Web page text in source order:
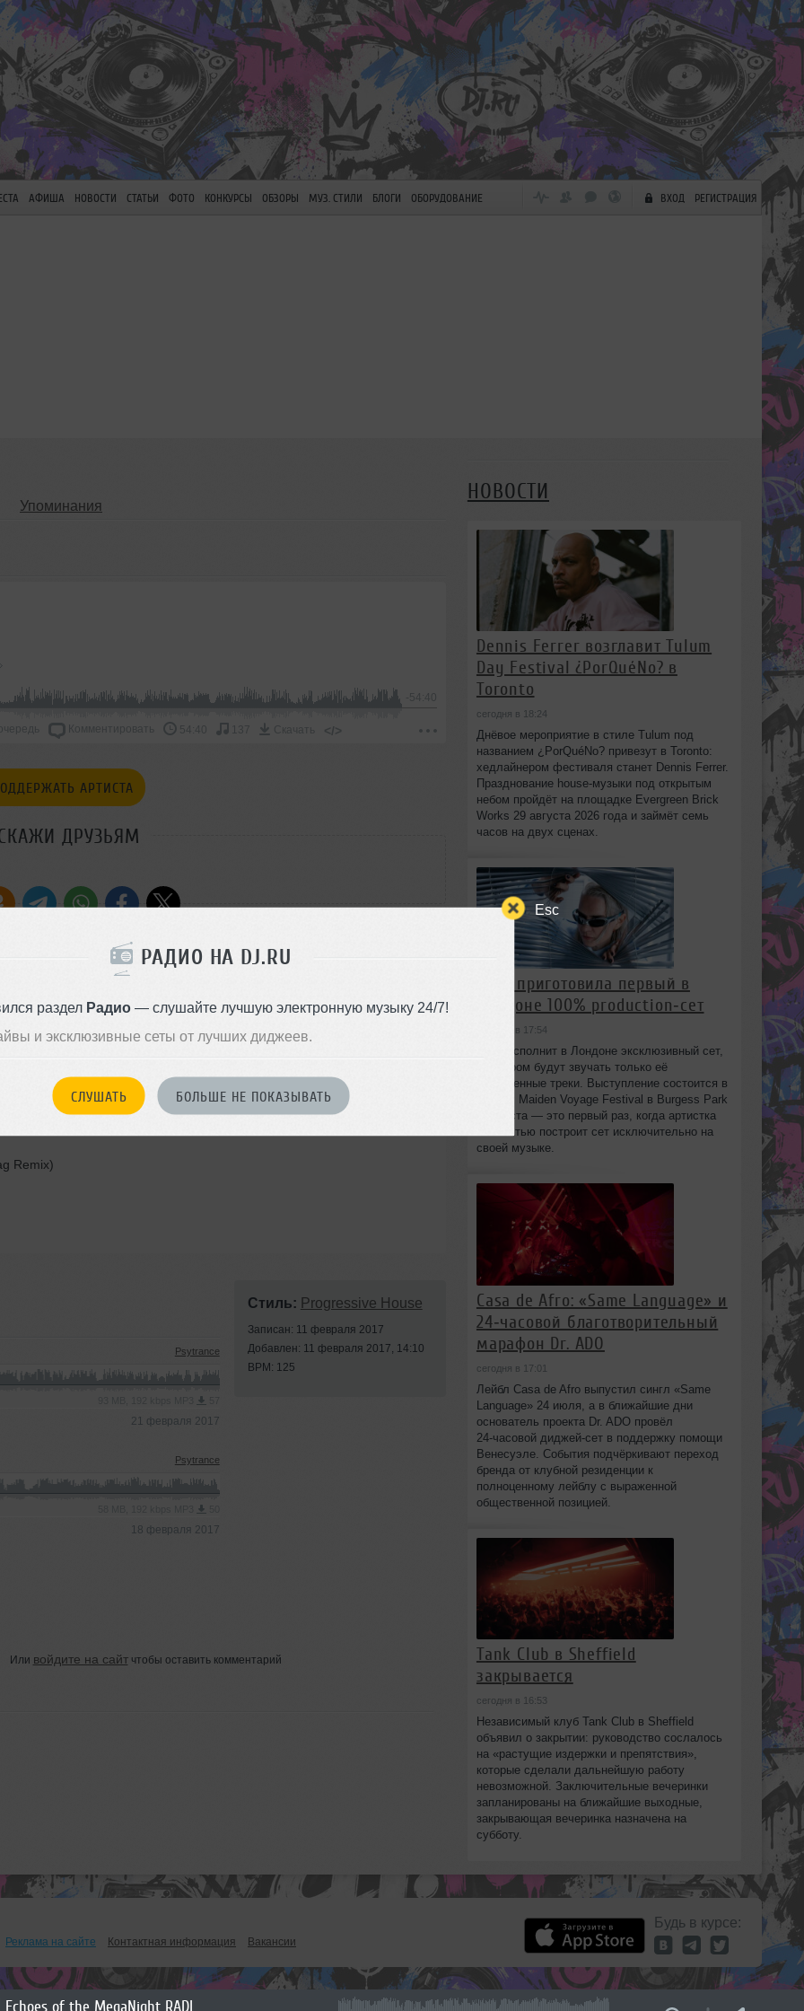
Esc
РАДИО НА DJ.RU
раздел Радио— слушайте лучшую электронную музыку 24/7!
и эксклюзивные сеты от лучших диджеев.
СЛУШАТЬ БОЛЬШЕ НЕ ПОКАЗЫВАТЬ
АФИША НОВОСТИ СТАТЬИ ФОТО КОНКУРСЫ ОБЗОРЫ МУЗ. СТИЛИ БЛОГИ ОБОРУДОВАНИЕ ВХОД РЕГИСТРАЦИЯ
Упоминания
-54:40
Комментировать 54:40 137 Скачать </>
АРТИСТА
ДРУЗЬЯМ
Following Light - Freedom of Choice (Napalm &nbsp;D-phrag
Monachesi Remix)
Remix)
Psytrance
21 февраля 2017
Psytrance
18 февраля 2017
Стиль: Progressive House
Записан: 11 февраля 2017
Добавлен: 11 февраля 2017, 14:10
BPM: 125
Или войдите на сайтчтобы оставить комментарий
НОВОСТИ
Dennis Ferrer возглавит Tulum
Day Festival ¿PorQuéNo? в
Toronto
сегодня в 18:24
Днёвое мероприятие в стиле Tulum под
названием ¿PorQuéNo? привезут в Toronto:
хедлайнером фестиваля станет Dennis Ferrer.
Празднование house-музыки под открытым
небом пройдёт на площадке Evergreen Brick
Works 29 августа 2026 года и займёт семь
часов на двух сценах.
HAAi приготовила первый в
Лондоне 100% production‑сет
сегодня в 17:54
HAAi исполнит в Лондоне эксклюзивный сет,
в котором будут звучать только её
собственные треки. Выступление состоится в
рамках Maiden Voyage Festival в Burgess Park
8 августа — это первый раз, когда артистка
полностью построит сет исключительно на
своей музыке.
Casa de Afro: «Same Language» и
24‑часовой благотворительный
марафон Dr. ADO
сегодня в 17:01
Лейбл Casa de Afro выпустил сингл «Same
Language» 24 июля, а в ближайшие дни
основатель проекта Dr. ADO провёл
24‑часовой диджей‑сет в поддержку помощи
Венесуэле. События подчёркивают переход
бренда от клубной резиденции к
полноценному лейблу с выраженной
общественной позицией.
Tank Club в Sheffield
закрывается
сегодня в 16:53
Независимый клуб Tank Club в Sheffield
объявил о закрытии: руководство сослалось
на «растущие издержки и препятствия»,
которые сделали дальнейшую работу
невозможной. Заключительные вечеринки
запланированы на ближайшие выходные,
закрывающая вечеринка назначена на
субботу.
Реклама на сайте Контактная информация Вакансии
Будь в курсе: